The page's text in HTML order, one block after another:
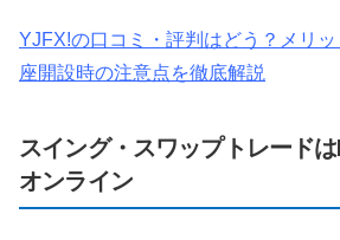
YJFX!の口コミ・評判はどう？メリ
座開設時の注意点を徹底解説
スイング・スワップトレード
オンライン